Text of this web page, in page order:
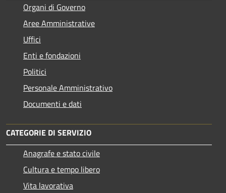
Organi di Governo
Aree Amministrative
Uffici
Enti e fondazioni
Politici
Personale Amministrativo
Documenti e dati
CATEGORIE DI SERVIZIO
Anagrafe e stato civile
Cultura e tempo libero
Vita lavorativa